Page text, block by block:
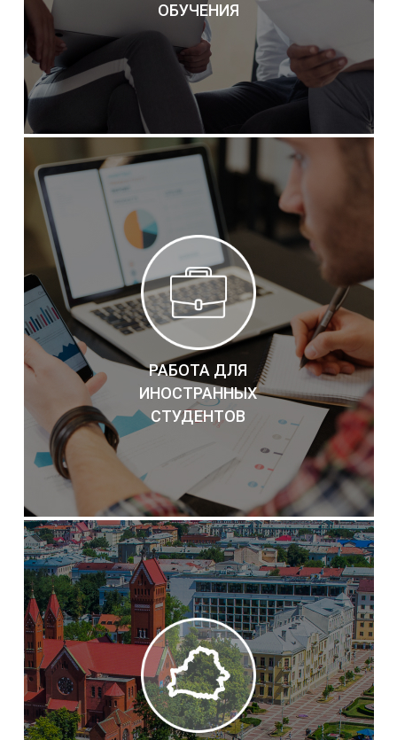
ОБУЧЕНИЯ
РАБОТА ДЛЯ
ИНОСТРАННЫХ
СТУДЕНТОВ